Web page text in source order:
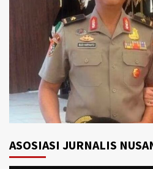
ASOSIASI JURNALIS